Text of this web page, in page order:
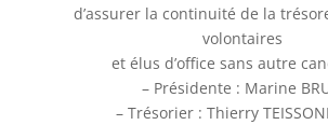
d’assurer la continuité de la
volontaires
et élus d’office sans autre
– Présidente : Marine
– Trésorier : Thierry